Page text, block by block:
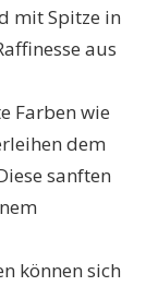
mit Spitze in
aus
Farben wie
dem
sanften
können sich